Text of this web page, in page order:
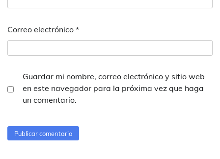
Correo electrónico *
Guardar mi nombre, correo electrónico y sitio web
en este navegador para la próxima vez que haga
un comentario.